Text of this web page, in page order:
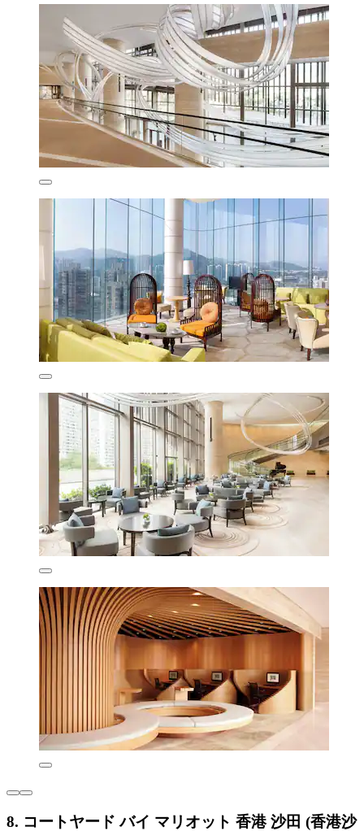
8. コートヤード バイ マリオット 香港 沙田 (香港沙